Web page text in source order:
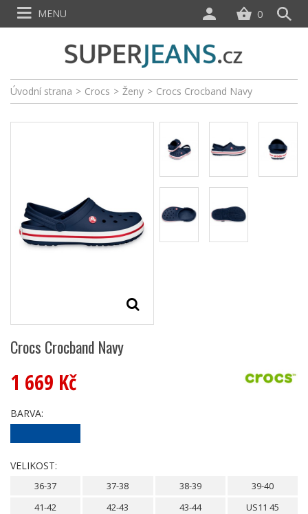
Úvodní strana > Crocs > Ženy > Crocs Crocband Navy
Crocs Crocband Navy
1 669 Kč
BARVA:
VELIKOST:
36-37 37-38 38-39
39-40
41-42
42-43 43-44
US11 45
0
MENU